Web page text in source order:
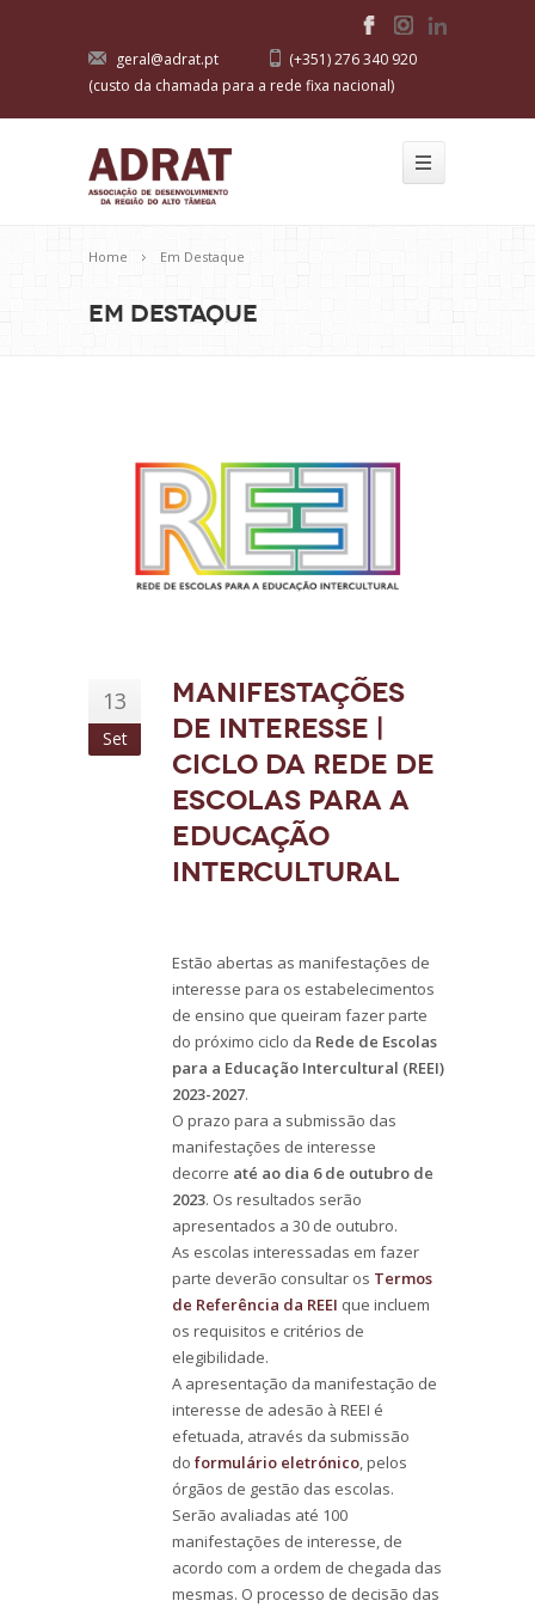
geral@adrat.pt
(+351) 276 340 920
(custo da chamada para a rede fixa nacional)
Home Em Destaque
Em Destaque
13
Set
Manifestações
de interesse |
Ciclo da Rede de
Escolas para a
Educação
Intercultural
Estão abertas as manifestações de
interesse para os estabelecimentos
de ensino que queiram fazer parte
do próximo ciclo da Rede de Escolas
para a Educação Intercultural (REEI)
2023-2027.
O prazo para a submissão das
manifestações de interesse
decorre até ao dia 6 de outubro de
2023. Os resultados serão
apresentados a 30 de outubro.
As escolas interessadas em fazer
parte deverão consultar os Termos
de Referência da REEI que incluem
os requisitos e critérios de
elegibilidade.
A apresentação da manifestação de
interesse de adesão à REEI é
efetuada, através da submissão
do formulário eletrónico, pelos
órgãos de gestão das escolas.
Serão avaliadas até 100
manifestações de interesse, de
acordo com a ordem de chegada das
mesmas. O processo de decisão das